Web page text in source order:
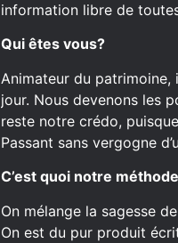
information libre de
Qui êtes vous?
Animateur du
jour. Nous devenons les
reste notre crédo,
Passant sans vergogne
C’est quoi notre
On mélange la sagesse
On est du pur produit